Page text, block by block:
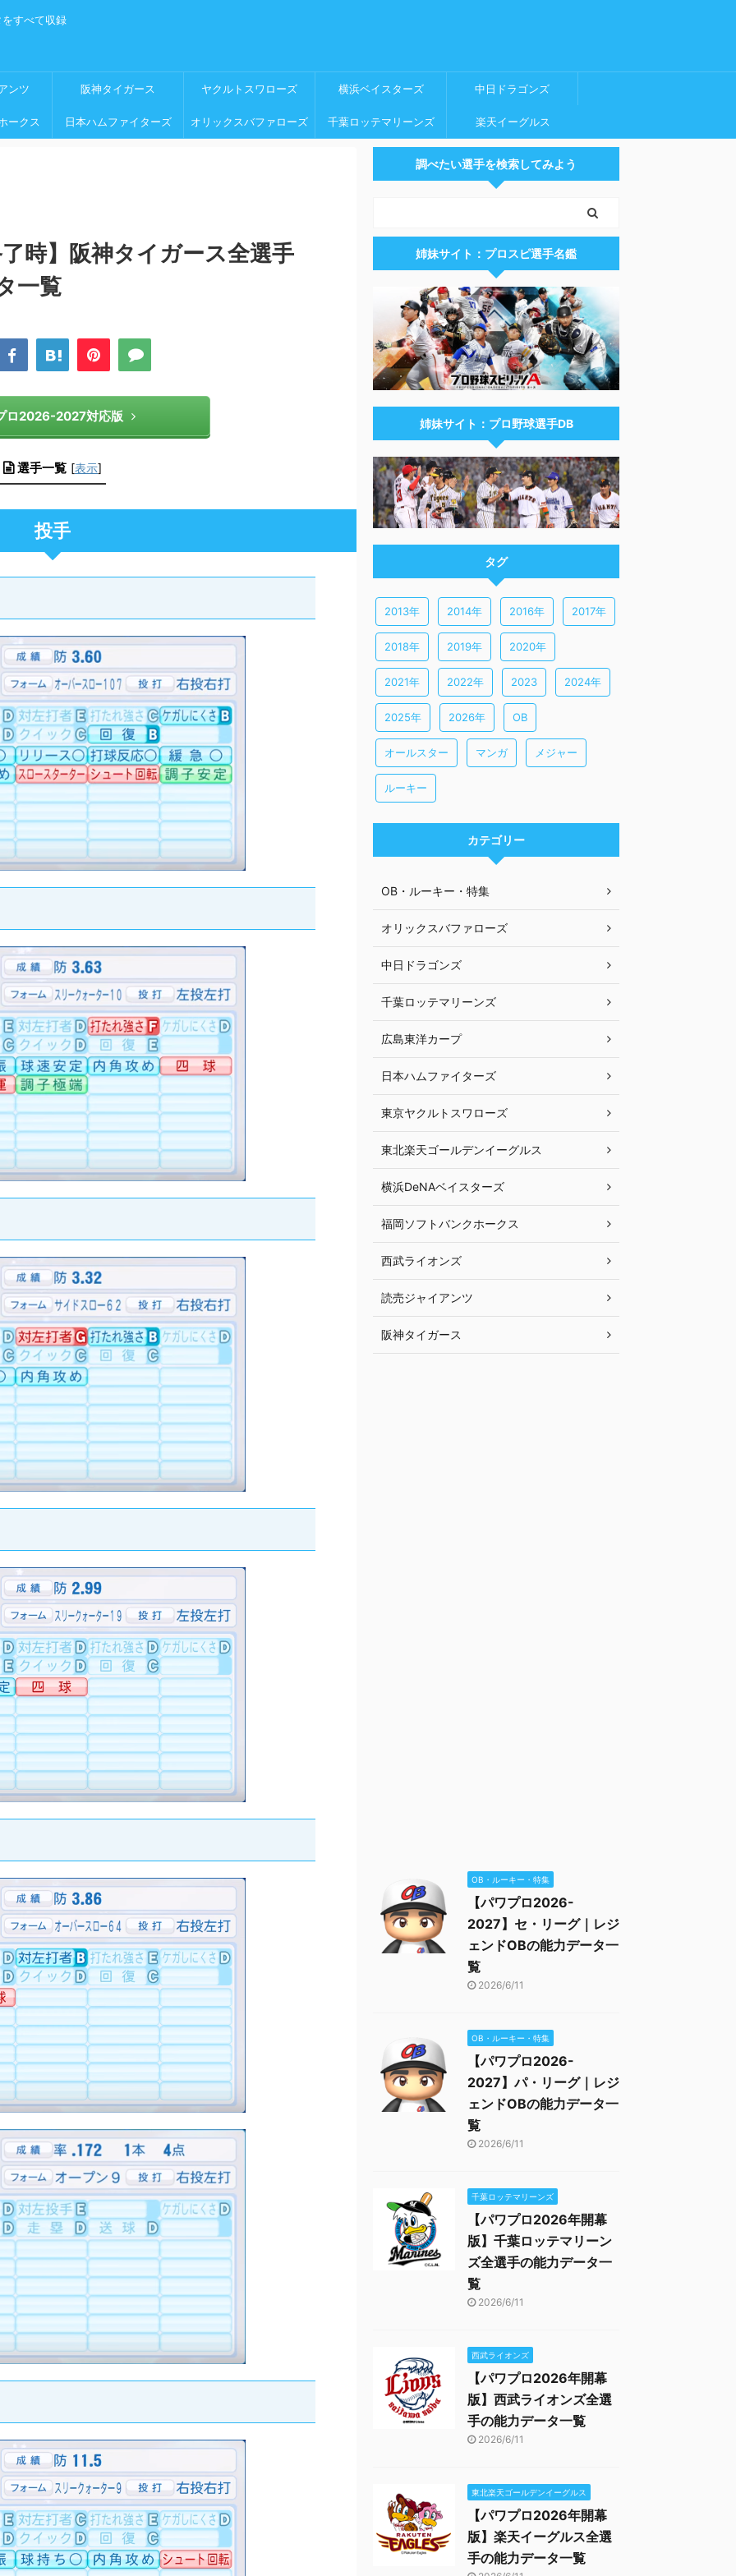
すべて収録
ンツ 阪神タイガース ヤクルトスワローズ 横浜ベイスターズ 中日ドラゴンズ
ークス 日本ハムファイターズ オリックスバファローズ 千葉ロッテマリーンズ 楽天イーグルス
時】阪神タイガース全選手
一覧
ロ2026-2027対応版
選手一覧 [表示]
投手
調べたい選手を検索してみよう
姉妹サイト：プロスピ選手名鑑
姉妹サイト：プロ野球選手DB
タグ
2013年 2014年 2016年 2017年
2018年 2019年 2020年
2021年 2022年 2023 2024年
2025年 2026年 OB
オールスター マンガ メジャー
ルーキー
カテゴリー
OB・ルーキー・特集
オリックスバファローズ
中日ドラゴンズ
千葉ロッテマリーンズ
広島東洋カープ
日本ハムファイターズ
東京ヤクルトスワローズ
東北楽天ゴールデンイーグルス
横浜DeNAベイスターズ
福岡ソフトバンクホークス
西武ライオンズ
読売ジャイアンツ
阪神タイガース
OB・ルーキー・特集
【パワプロ2026-
2027】セ・リーグ｜レジ
ェンドOBの能力データ一
覧
2026/6/11
OB・ルーキー・特集
【パワプロ2026-
2027】パ・リーグ｜レジ
ェンドOBの能力データ一
覧
2026/6/11
千葉ロッテマリーンズ
【パワプロ2026年開幕
版】千葉ロッテマリーン
ズ全選手の能力データ一
覧
2026/6/11
西武ライオンズ
【パワプロ2026年開幕
版】西武ライオンズ全選
手の能力データ一覧
2026/6/11
東北楽天ゴールデンイーグルス
【パワプロ2026年開幕
版】楽天イーグルス全選
手の能力データ一覧